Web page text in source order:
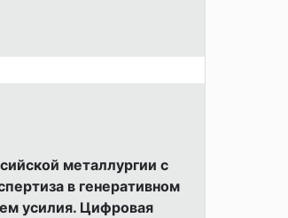
металлургии с
в генеративном
усилия. Цифровая